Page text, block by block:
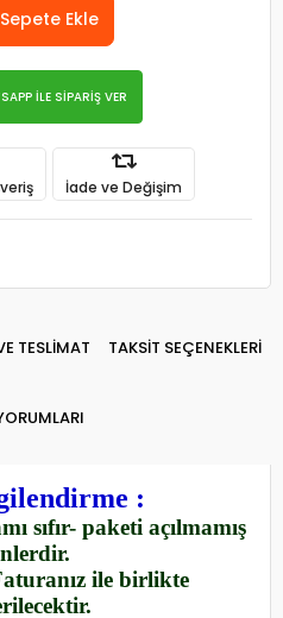
Sepete Ekle
İLE SİPARİŞ VER
İade ve Değişim
TESLİMAT TAKSİT SEÇENEKLERİ
:
sıfır- paketi açılmamış
ile birlikte